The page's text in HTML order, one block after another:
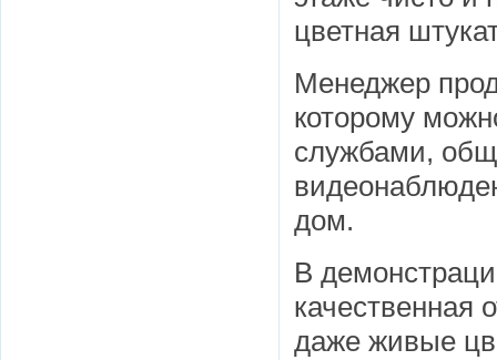
цветная
Менеджер
которому
службами,
дом.
В
качественная
даже живые